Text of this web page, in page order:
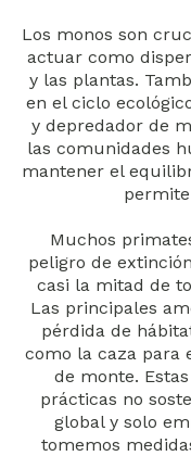
Los monos son
actuar como
y las plantas.
en el ciclo
y depredador de
las comunidades
mantener el
Muchos
peligro de
casi la mitad de
Las principales
pérdida de
como la caza para
de monte.
prácticas no
global y solo
tomemos